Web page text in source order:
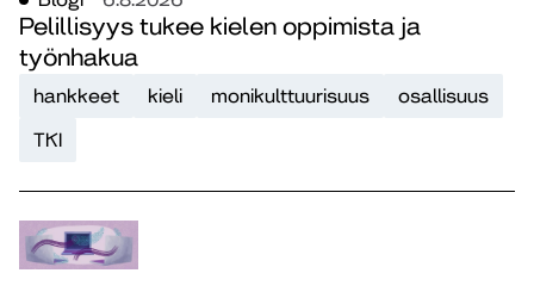
Pelillisyys tukee kielen oppimista ja
työnhakua
hankkeet kieli monikulttuurisuus
osallisuus
TKI